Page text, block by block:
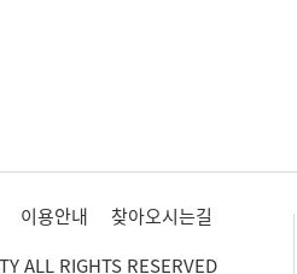
이용안내
찾아오시는길
ALL RIGHTS RESERVED